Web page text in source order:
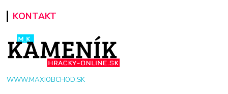
KONTAKT
WWW.MAXIOBCHOD.SK